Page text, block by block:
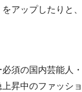
アップしたりと
須の国内芸能人
昇中のファッシ